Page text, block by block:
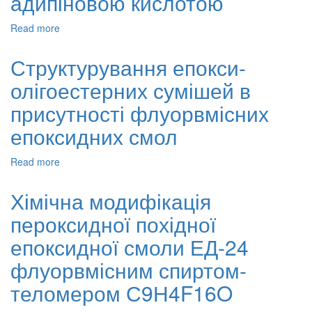
електроізоляційними
модифікованої
новолакової
феноло-
формальдегідної
смоли
Read more
епоксидної
смоли
EД-24
адипіновою
кислотою
Структурування епокси-
олігоестерних сумішей в
присутності флуорвмісних
епоксидних смол
Read more
олігоестерних
в
присутності
флуорвмісних
епоксидних
смол
Хімічна модифікація
пероксидної похідної
епоксидної смоли ЕД-24
флуорвмісним спиртом-
теломером С9Н4F16O